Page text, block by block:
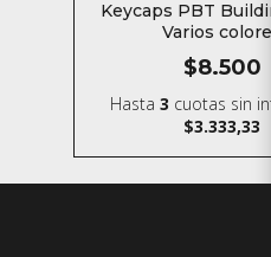
Keycaps PBT
Varios
$8.500
Hasta3 cuotas sin
$3.333,33